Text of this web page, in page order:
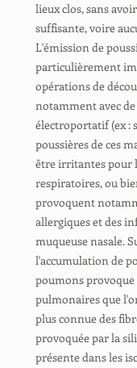
lieux clos, sans
suffisante, voire
L'émission de
particulièrement
opérations de
notamment avec
électroportatif (ex :
poussières de ces
être irritantes pour
respiratoires, ou
provoquent
allergiques et des
muqueuse nasale.
l'accumulation de
poumons provoque
pulmonaires que
plus connue des
provoquée par la
présente dans les